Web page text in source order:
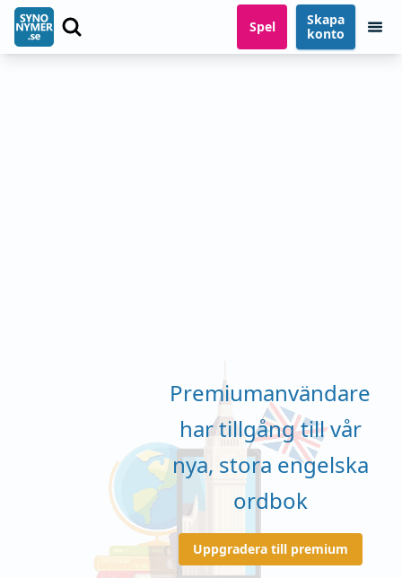
Spel
Skapa
konto
Premiumanvändare
har tillgång till vår
nya, stora engelska
ordbok
Uppgradera till premium